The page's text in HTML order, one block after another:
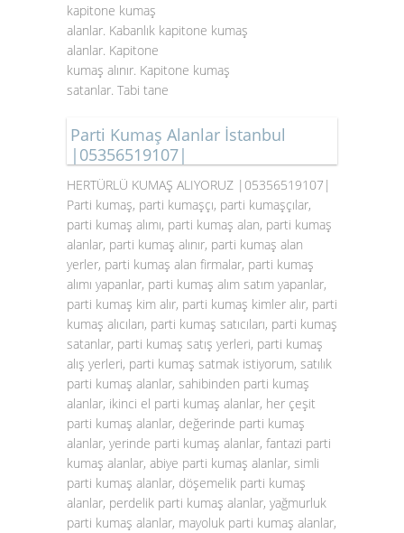
kapitone kumaş
alanlar. Kabanlık kapitone kumaş
alanlar. Kapitone
kumaş alınır. Kapitone kumaş
satanlar. Tabi tane
Parti Kumaş Alanlar İstanbul
|05356519107|
HERTÜRLÜ KUMAŞ ALIYORUZ |05356519107|
Parti kumaş, parti kumaşçı, parti kumaşçılar,
parti kumaş alımı, parti kumaş alan, parti kumaş
alanlar, parti kumaş alınır, parti kumaş alan
yerler, parti kumaş alan firmalar, parti kumaş
alımı yapanlar, parti kumaş alım satım yapanlar,
parti kumaş kim alır, parti kumaş kimler alır, parti
kumaş alıcıları, parti kumaş satıcıları, parti kumaş
satanlar, parti kumaş satış yerleri, parti kumaş
alış yerleri, parti kumaş satmak istiyorum, satılık
parti kumaş alanlar, sahibinden parti kumaş
alanlar, ikinci el parti kumaş alanlar, her çeşit
parti kumaş alanlar, değerinde parti kumaş
alanlar, yerinde parti kumaş alanlar, fantazi parti
kumaş alanlar, abiye parti kumaş alanlar, simli
parti kumaş alanlar, döşemelik parti kumaş
alanlar, perdelik parti kumaş alanlar, yağmurluk
parti kumaş alanlar, mayoluk parti kumaş alanlar,